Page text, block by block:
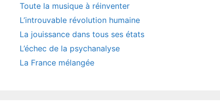
Toute la musique à réinventer
L’introuvable révolution humaine
La jouissance dans tous ses états
L’échec de la psychanalyse
La France mélangée